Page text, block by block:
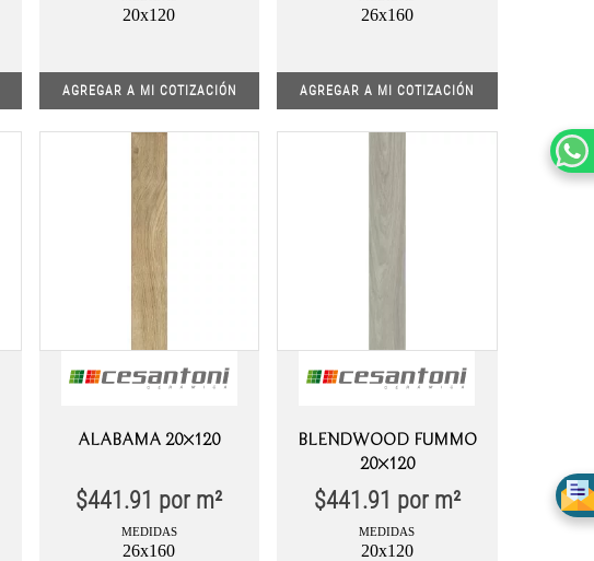
20x120
AGREGAR A MI COTIZACIÓN
26x160
AGREGAR A MI COTIZACIÓN
ALABAMA 20×120
$441.91 por m²
MEDIDAS
26x160
BLENDWOOD FUMMO
20×120
$441.91 por m²
MEDIDAS
20x120